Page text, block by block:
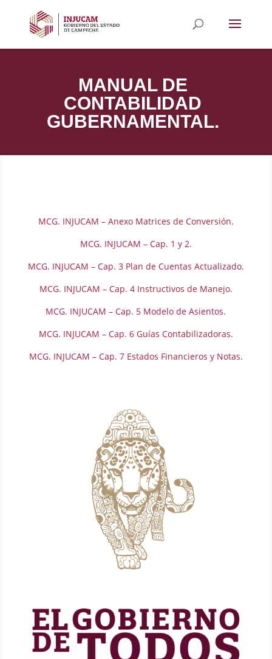
MANUAL DE
CONTABILIDAD
GUBERNAMENTAL.
MCG. INJUCAM – Anexo Matrices de Conversión.
MCG. INJUCAM – Cap. 1 y 2.
MCG. INJUCAM – Cap. 3 Plan de Cuentas Actualizado.
MCG. INJUCAM – Cap. 4 Instructivos de Manejo.
MCG. INJUCAM – Cap. 5 Modelo de Asientos.
MCG. INJUCAM – Cap. 6 Guías Contabilizadoras.
MCG. INJUCAM – Cap. 7 Estados Financieros y Notas.